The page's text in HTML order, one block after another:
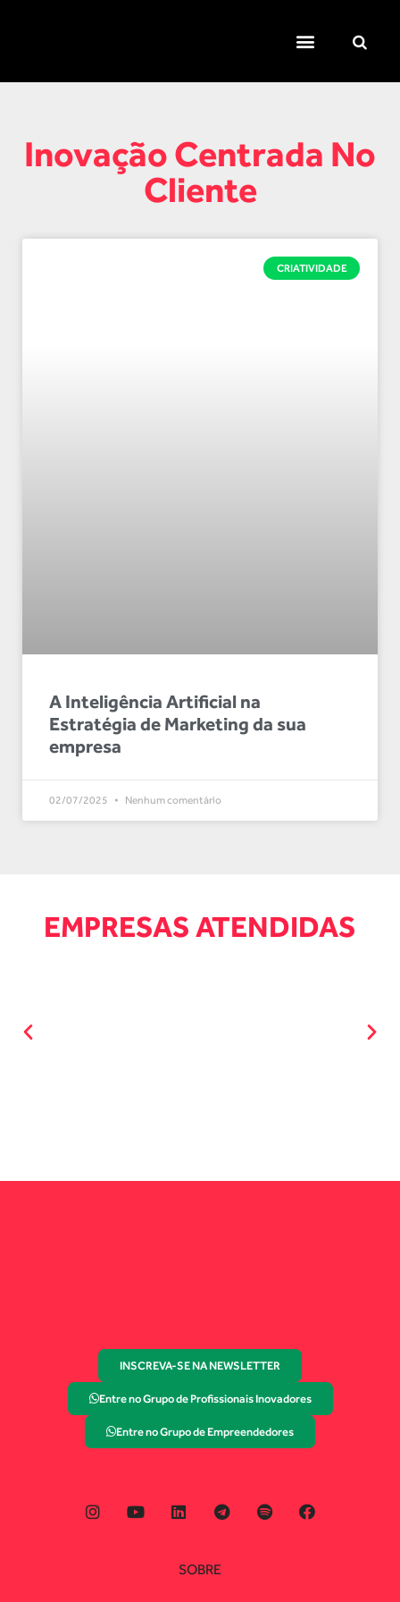
Inovação Centrada No
Cliente
CRIATIVIDADE
A Inteligência Artificial na
Estratégia de Marketing da sua
empresa
02/07/2025 Nenhum comentário
EMPRESAS ATENDIDAS
INSCREVA-SE NA NEWSLETTER
Entre no Grupo de Profissionais Inovadores
Entre no Grupo de Empreendedores
SOBRE